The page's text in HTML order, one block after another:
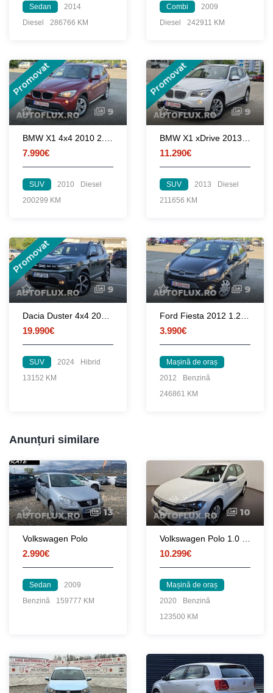
Sedan
2014
Diesel
286766 KM
Combi
2009
Diesel
242911 KM
Promovat
9
7.990€
SUV 2010
Diesel
200299 KM
Promovat
9
11.290€
SUV 2013
Diesel
211656 KM
Promovat
9
19.990€
SUV 2024
Hibrid
13152 KM
9
3.990€
Mașină de oraș
2012
Benzină
246861 KM
Anunțuri similare
13
Volkswagen Polo
2.990€
Sedan
2009
Benzină
159777 KM
10
Volkswagen Polo 1.0 TSI Highline 95 CP
10.299€
Mașină de oraș
2020
Benzină
123500 KM